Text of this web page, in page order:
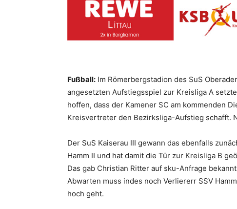
Fußball: Im Römerbergstadion des SuS
angesetzten Aufstiegsspiel zur Kreisliga A
hoffen, dass der Kamener SC am kommenden
Kreisvertreter den Bezirksliga-Aufstieg schafft.
Der SuS Kaiserau III gewann das ebenfalls
Hamm II und hat damit die Tür zur Kreisliga B
Das gab Christian Ritter auf sku-Anfrage
Abwarten muss indes noch Verliererr SSV
hoch geht.